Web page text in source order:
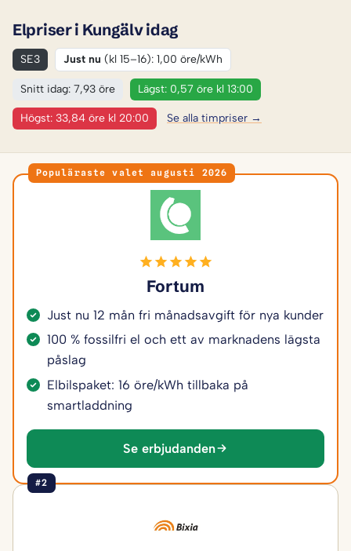
Elpriser i Kungälv idag
SE3 Just nu (kl 15–16): 1,00 öre/kWh
Snitt idag: 7,93 öre Lägst: 0,57 öre kl 13:00
Högst: 33,84 öre kl 20:00 Se alla timpriser →
Populäraste valet augusti 2026
Fortum
Just nu 12 mån fri månadsavgift för nya kunder
100 % fossilfri el och ett av marknadens lägsta
påslag
Elbilspaket: 16 öre/kWh tillbaka på
smartladdning
Se erbjudanden
#2